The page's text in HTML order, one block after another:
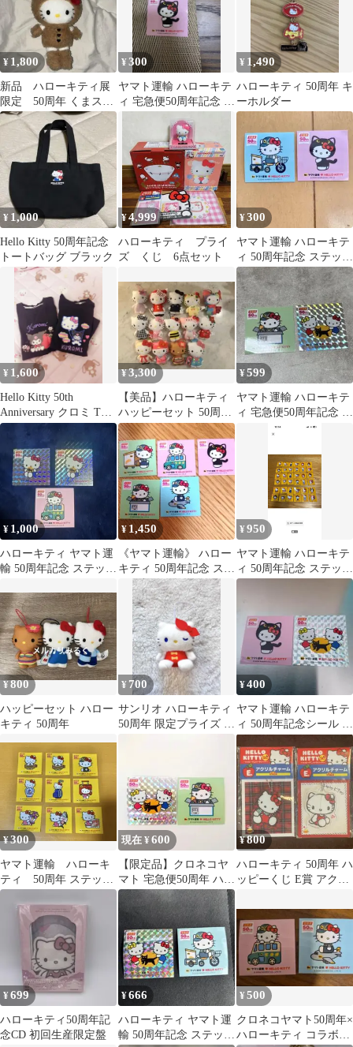
¥ 1,800
新品 ハローキティ展
限定 50周年 くまスー
ツ ぬいぐるみ
¥300
ヤマト運輸 ハローキテ
ィ 宅急便50周年記念 ス
¥ 1,490
ハローキティ 50周年 キ
ーホルダー
¥ 1,000
Hello Kitty 50周年記念
トートバッグ ブラック
¥4,999
ハローキティ プライ
ズ くじ 6点セット
¥300
ヤマト運輸 ハローキテ
ィ 50周年記念 ステッカ
ー 2種セット
¥ 1,600
Hello Kitty 50th
Anniversary クロミ Tシ
ャツ
¥3,300
【美品】ハローキティ
ハッピーセット 50周年
マスコット キティ
¥599
ヤマト運輸 ハローキテ
ィ 宅急便50周年記念 ス
テッカー 2枚セット
¥ 1,000
ハローキティ ヤマト運
輸 50周年記念 ステッカ
の3枚セット
¥ 1,450
《ヤマト運輸》 ハロー
キティ 50周年記念 ステ
ッカー 5枚セット 値
下げ可
¥950
ヤマト運輸 ハローキテ
ィ 50周年記念 ステッカ
ー まとめ売り
¥800
ハッピーセット ハロー
キティ 50周年
¥ 700
サンリオ ハローキティ
50周年 限定プライズ サ
¥400
ヤマト運輸 ハローキテ
ィ 50周年記念シール 2
枚セット
¥300
ヤマト運輸 ハローキ
ティ 50周年 ステッカ
ー
現在 ¥600
【限定品】クロネコヤ
マト 宅急便50周年 ハロ
ーキティ コラボステッ
カー✖️2枚
¥800
ハローキティ 50周年 ハ
ッピーくじ E賞 アクリ
¥699
ハローキティ50周年記
念CD 初回生産限定盤
¥666
ハローキティ ヤマト運
輸 50周年記念 ステッカ
¥500
クロネコヤマト50周年×
ハローキティ コラボス